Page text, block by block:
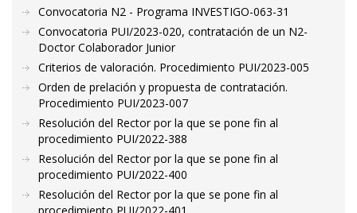
Convocatoria N2 - Programa INVESTIGO-063-31
Convocatoria PUI/2023-020, contratación de un N2-
Doctor Colaborador Junior
Criterios de valoración. Procedimiento PUI/2023-005
Orden de prelación y propuesta de contratación.
Procedimiento PUI/2023-007
Resolución del Rector por la que se pone fin al
procedimiento PUI/2022-388
Resolución del Rector por la que se pone fin al
procedimiento PUI/2022-400
Resolución del Rector por la que se pone fin al